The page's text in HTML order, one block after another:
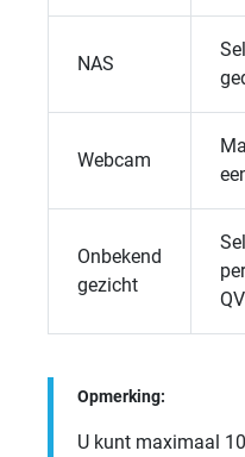
NAS
Webcam
Onbekend
gezicht
Opmerking:
U kunt maximaal